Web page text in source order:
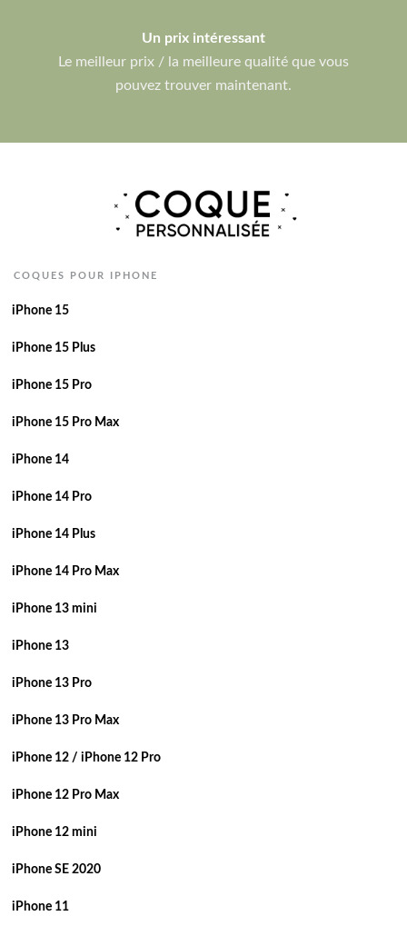
Un prix intéressant
Le meilleur prix / la meilleure qualité que vous
pouvez trouver maintenant.
COQUES POUR IPHONE
iPhone 15
iPhone 15 Plus
iPhone 15 Pro
iPhone 15 Pro Max
iPhone 14
iPhone 14 Pro
iPhone 14 Plus
iPhone 14 Pro Max
iPhone 13 mini
iPhone 13
iPhone 13 Pro
iPhone 13 Pro Max
iPhone 12 / iPhone 12 Pro
iPhone 12 Pro Max
iPhone 12 mini
iPhone SE 2020
iPhone 11